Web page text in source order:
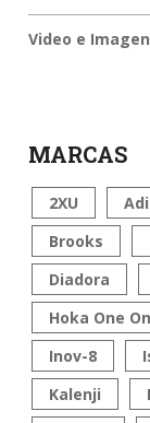
Video e Imagen
MARCAS
2XU
Brooks
Diadora
Hoka One
Inov-8
Kalenji